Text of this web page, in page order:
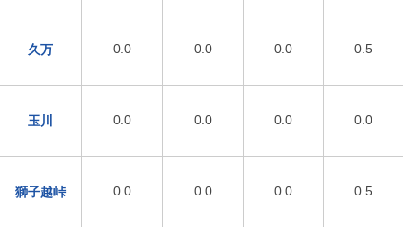
久万 0.0 0.0 0.0 0.5
玉川 0.0 0.0 0.0 0.0
獅子越峠 0.0 0.0 0.0 0.5